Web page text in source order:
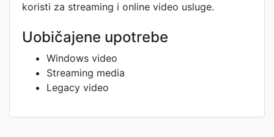
koristi za streaming i online video usluge.
Uobičajene upotrebe
Windows video
Streaming media
Legacy video